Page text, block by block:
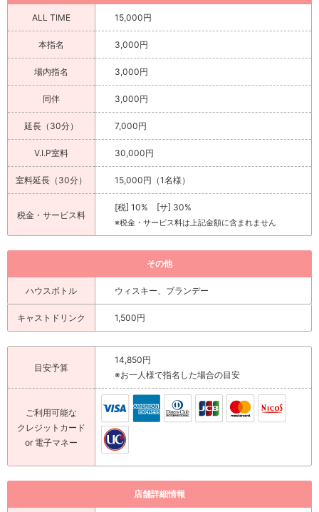
ALL TIME 15,000円
本指名 3,000円
場内指名 3,000円
同伴 3,000円
延長（30分） 7,000円
V.I.P室料 30,000円
室料延長（30分） 15,000円（1名様）
税金・サービス料
[税] 10% [サ] 30%
※税金・サービス料は上記金額に含まれません
その他
ハウスボトル ウィスキー、ブランデー
キャストドリンク 1,500円
目安予算
14,850円
※お一人様で指名した場合の目安
ご利用可能な
クレジットカード
or 電子マネー
店舗詳細情報